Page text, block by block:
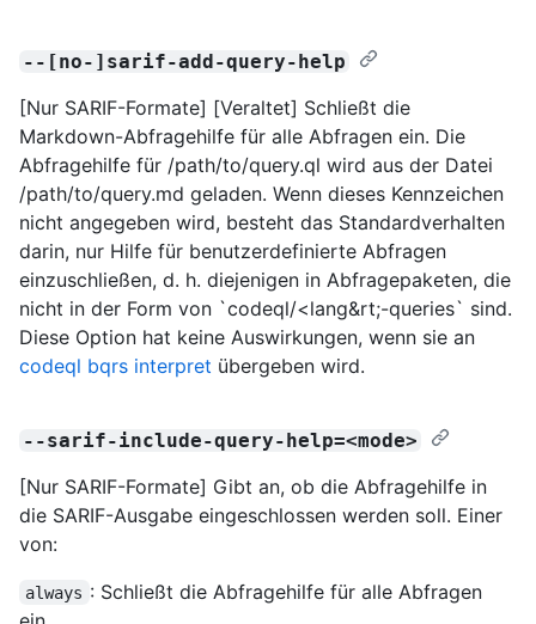
--[no-]sarif-add-query-help
[Nur SARIF-Formate] [Veraltet] Schließt die
Markdown-Abfragehilfe für alle Abfragen ein. Die
Abfragehilfe für /path/to/query.ql wird aus der Datei
/path/to/query.md geladen. Wenn dieses Kennzeichen
nicht angegeben wird, besteht das Standardverhalten
darin, nur Hilfe für benutzerdefinierte Abfragen
einzuschließen, d. h. diejenigen in Abfragepaketen, die
nicht in der Form von `codeql/<lang&rt;-queries` sind.
Diese Option hat keine Auswirkungen, wenn sie an
codeql bqrs interpret übergeben wird.
--sarif-include-query-help=<mode>
[Nur SARIF-Formate] Gibt an, ob die Abfragehilfe in
die SARIF-Ausgabe eingeschlossen werden soll. Einer
von:
always : Schließt die Abfragehilfe für alle Abfragen